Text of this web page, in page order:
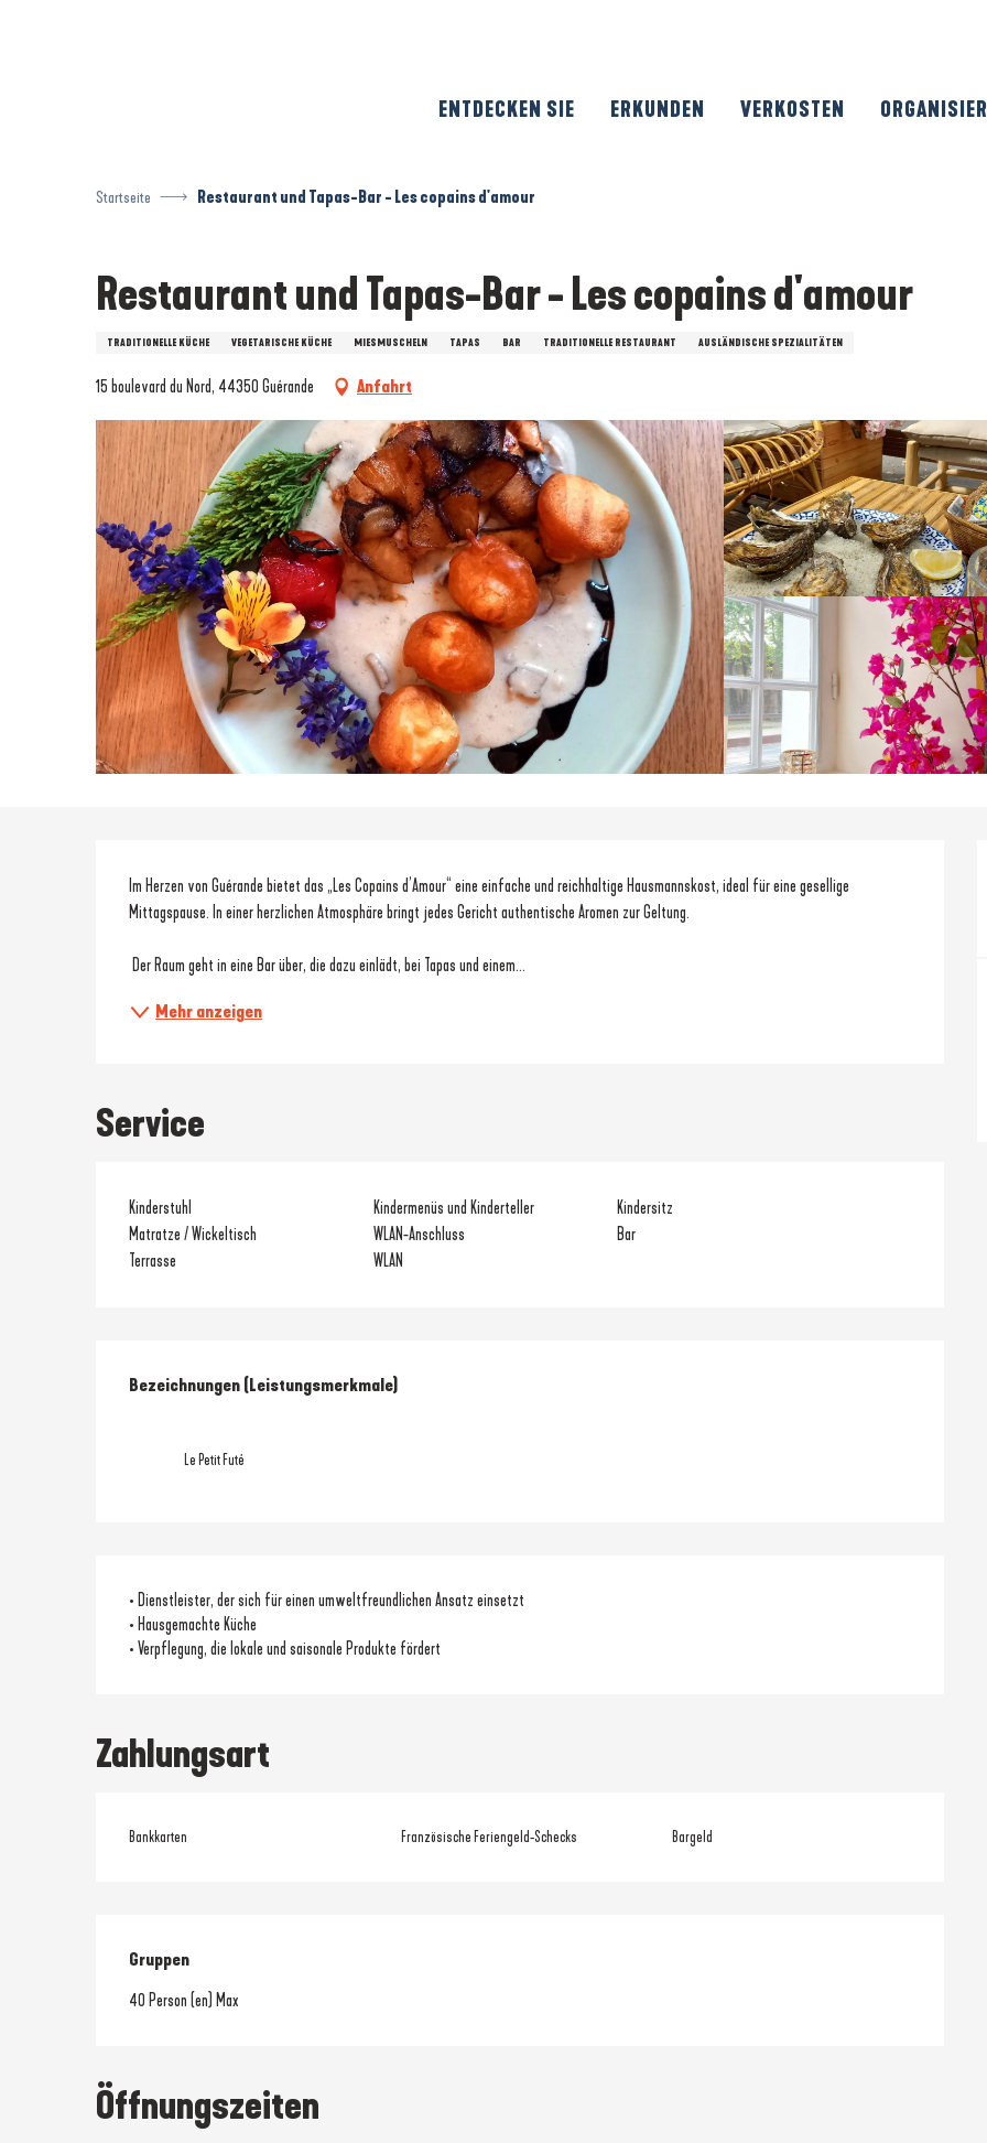
ENTDECKEN SIE ERKUNDEN VERKOSTEN
Startseite Restaurant und Tapas-Bar - Les copains d'amour
Restaurant und Tapas-Bar - Les copains d'amour
TRADITIONELLE KÜCHE VEGETARISCHE KÜCHE MIESMUSCHELN TAPAS BAR TRADITIONELLE RESTAURANT AUSLÄNDISCHE SPEZIALITÄTEN
15 boulevard du Nord, 44350 Guérande Anfahrt
Beschreibung
Im Herzen von Guérande bietet das „Les Copains d’Amour“ eine einfache und reichhaltige Hausmannskost, ideal für eine gesellige
Mittagspause. In einer herzlichen Atmosphäre bringt jedes Gericht authentische Aromen zur Geltung.
Der Raum geht in eine Bar über, die dazu einlädt, bei Tapas und einem...
Mehr anzeigen
Service
Kinderstuhl Kindermenüs und Kinderteller
Kindersitz
Matratze / Wickeltisch
WLAN-Anschluss
Bar
Terrasse
WLAN
Leistungensmöglichkeiten
Bezeichnungen (Leistungsmerkmale)
Bezeichnungen (Leistungsmerkmale)
Le Petit Futé
• Dienstleister, der sich für einen umweltfreundlichen Ansatz einsetzt
• Hausgemachte Küche
• Verpflegung, die lokale und saisonale Produkte fördert
Zahlungsart
Bankkarten Französische Feriengeld-Schecks Bargeld
Gruppen
Gruppen
40 Person (en) Max
Öffnungszeiten